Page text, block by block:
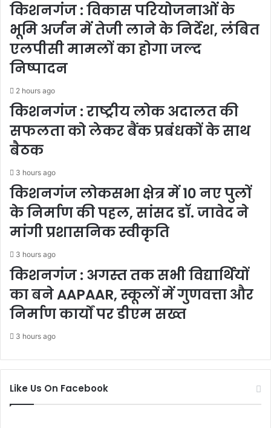
किशनगंज : विकास परियोजनाओं के
भूमि अर्जन में तेजी लाने के निर्देश, लंबित
एलपीसी मामलों का होगा जल्द
निष्पादन
2 hours ago
किशनगंज : राष्ट्रीय लोक अदालत की
सफलता को लेकर बैंक प्रबंधकों के साथ
बैठक
3 hours ago
किशनगंज लोकसभा क्षेत्र में 10 नए पुलों
के निर्माण की पहल, सांसद डॉ. जावेद ने
मांगी प्रशासनिक स्वीकृति
3 hours ago
किशनगंज : अगस्त तक सभी विद्यार्थियों
का बने AAPAAR, स्कूलों में गुणवत्ता और
निर्माण कार्यों पर डीएम सख्त
3 hours ago
Like Us On Facebook